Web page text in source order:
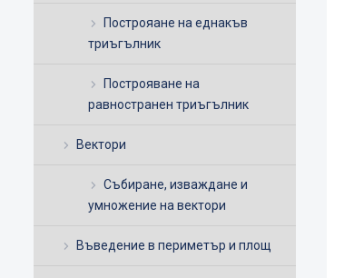
Построяане на еднакъв
триъгълник
Построяване на
равностранен триъгълник
Вектори
Събиране, изваждане и
умножение на вектори
Въведение в периметър и площ